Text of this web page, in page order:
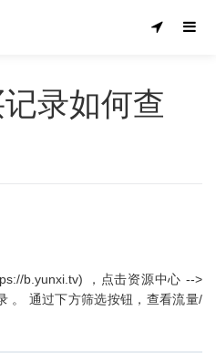
录如何查
b.yunxi.tv) ，点击资源中心 -->
。 通过下方筛选按钮，查看流量/